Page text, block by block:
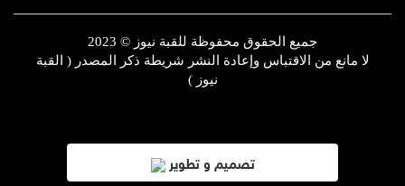
جميع الحقوق محفوظة للقبة نيوز © 2023
لا مانع من الاقتباس وإعادة النشر شريطة ذكر المصدر ( القبة
نيوز )
تصميم و تطوير